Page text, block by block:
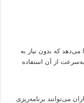
که بدون نیاز به
از آن استفاده
می‌توانند برنامه‌ریزی